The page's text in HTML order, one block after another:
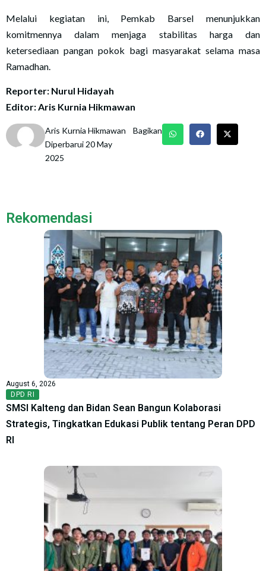
Melalui kegiatan ini, Pemkab Barsel menunjukkan
komitmennya dalam menjaga stabilitas harga dan
ketersediaan pangan pokok bagi masyarakat selama masa
Ramadhan.
Reporter: Nurul Hidayah
Editor: Aris Kurnia Hikmawan
Aris Kurnia Hikmawan
Diperbarui 20 May
2025
Bagikan
Rekomendasi
August 6, 2026
DPD RI
SMSI Kalteng dan Bidan Sean Bangun Kolaborasi
Strategis, Tingkatkan Edukasi Publik tentang Peran DPD
RI